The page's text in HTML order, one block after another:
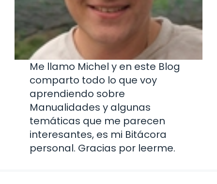
Me llamo Michel y en este Blog
comparto todo lo que voy
aprendiendo sobre
Manualidades y algunas
temáticas que me parecen
interesantes, es mi Bitácora
personal. Gracias por leerme.